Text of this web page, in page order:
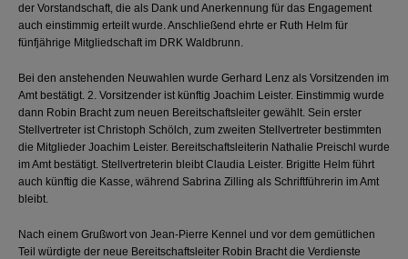
der Vorstandschaft, die als Dank und Anerkennung für das Engagement
auch einstimmig erteilt wurde. Anschließend ehrte er Ruth Helm für
fünfjährige Mitgliedschaft im DRK Waldbrunn.
Bei den anstehenden Neuwahlen wurde Gerhard Lenz als Vorsitzenden im
Amt bestätigt. 2. Vorsitzender ist künftig Joachim Leister. Einstimmig wurde
dann Robin Bracht zum neuen Bereitschaftsleiter gewählt. Sein erster
Stellvertreter ist Christoph Schölch, zum zweiten Stellvertreter bestimmten
die Mitglieder Joachim Leister. Bereitschaftsleiterin Nathalie Preischl wurde
im Amt bestätigt. Stellvertreterin bleibt Claudia Leister. Brigitte Helm führt
auch künftig die Kasse, während Sabrina Zilling als Schriftführerin im Amt
bleibt.
Nach einem Grußwort von Jean-Pierre Kennel und vor dem gemütlichen
Teil würdigte der neue Bereitschaftsleiter Robin Bracht die Verdienste